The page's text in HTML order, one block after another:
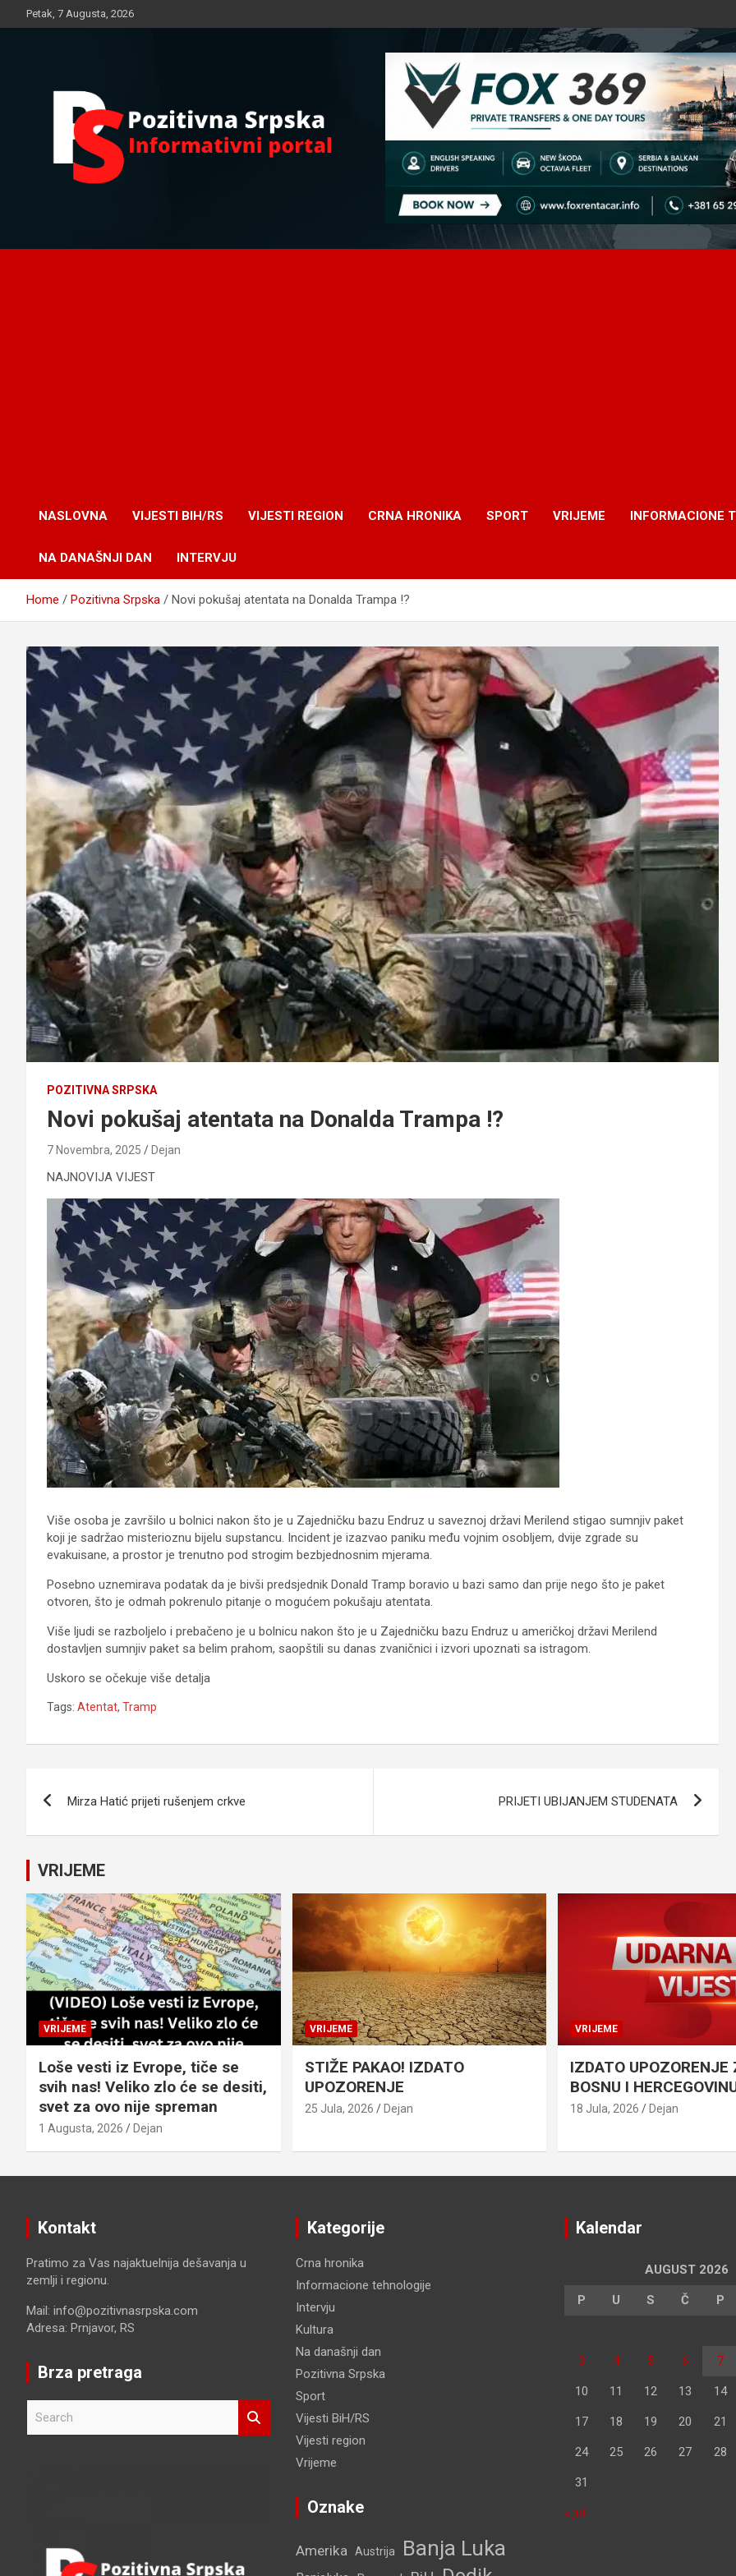
to
Petak, 7 Augusta, 2026
NASLOVNA VIJESTI BIH/RS VIJESTI REGION CRNA HRONIKA SPORT VRIJEME INFORMACIONE
NA DANAŠNJI DAN INTERVJU
Home Pozitivna Srpska Novi pokušaj atentata na Donalda Trampa !?
POZITIVNA SRPSKA
Novi pokušaj atentata na Donalda Trampa !?
7 Novembra, 2025 Dejan
NAJNOVIJA VIJEST
Više osoba je završilo u bolnici nakon što je u Zajedničku bazu Endruz u saveznoj državi Merilend stigao sumnjiv paket
koji je sadržao misterioznu bijelu supstancu. Incident je izazvao paniku među vojnim osobljem, dvije zgrade su
evakuisane, a prostor je trenutno pod strogim bezbjednosnim mjerama.
Posebno uznemirava podatak da je bivši predsjednik Donald Tramp boravio u bazi samo dan prije nego što je paket
otvoren, što je odmah pokrenulo pitanje o mogućem pokušaju atentata.
Više ljudi se razboljelo i prebačeno je u bolnicu nakon što je u Zajedničku bazu Endruz u američkoj državi Merilend
dostavljen sumnjiv paket sa belim prahom, saopštili su danas zvaničnici i izvori upoznati sa istragom.
Uskoro se očekuje više detalja
Tags: Atentat, Tramp
Mirza Hatić prijeti rušenjem crkve PRIJETI UBIJANJEM STUDENATA
VRIJEME
VRIJEME
Loše vesti iz Evrope, tiče se
svih nas! Veliko zlo će se desiti,
svet za ovo nije spreman
1 Augusta, 2026 Dejan
VRIJEME
STIŽE PAKAO! IZDATO
UPOZORENJE
25 Jula, 2026 Dejan
VRIJEME
IZDATO UPOZORENJE
BOSNU I
18 Jula, 2026 Dejan
Kontakt
Pratimo za Vas najaktuelnija dešavanja u
zemlji i regionu.
Mail: info@pozitivnasrpska.com
Adresa: Prnjavor, RS
Brza pretraga
Kategorije
Crna hronika
Informacione tehnologije
Intervju
Kultura
Na današnji dan
Pozitivna Srpska
Sport
Vijesti BiH/RS
Vijesti region
Vrijeme
Oznake
Amerika Austrija Banja Luka
Kalendar
AUGUST 2026
P U S Č P
3 4 5 6 7
10 11 12 13 14
17 18 19 20 21
24 25 26 27 28
31
« jul